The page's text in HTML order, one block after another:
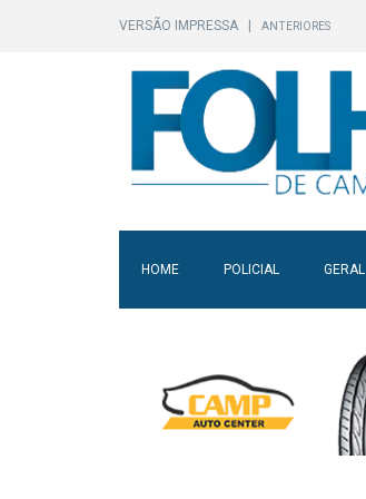
VERSÃO IMPRESSA ANTERIORES
HOME POLICIAL GERAL